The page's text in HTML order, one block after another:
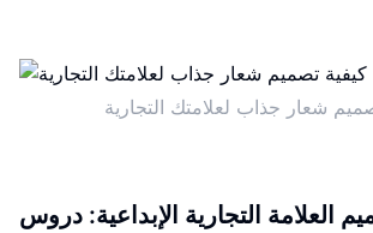
شعار جذاب لعلامتك التجارية
العلامة التجارية الإبداعية: دروس